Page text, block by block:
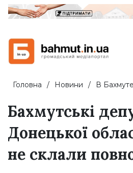
Головна Новини В
Бахмутські
Донецької
не склали